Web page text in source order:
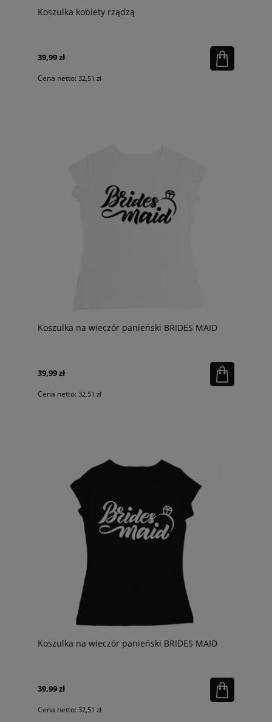
Koszulka kobiety rządzą
39,99 zł
Cena netto: 32,51 zł
Koszulka na wieczór panieński BRIDES MAID
39,99 zł
Cena netto: 32,51 zł
Koszulka na wieczór panieński BRIDES MAID
39,99 zł
Cena netto: 32,51 zł